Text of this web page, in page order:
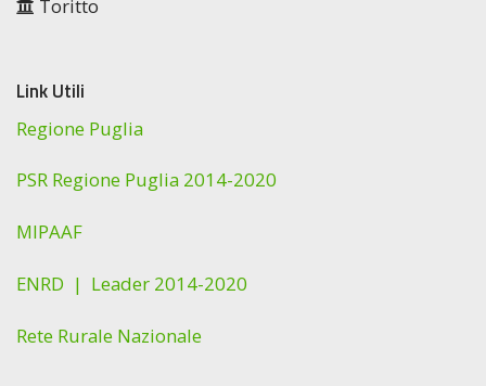
Toritto
Link Utili
Regione Puglia
PSR Regione Puglia 2014-2020
MIPAAF
ENRD | Leader 2014-2020
Rete Rurale Nazionale